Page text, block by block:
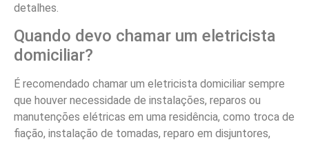
detalhes.
Quando devo chamar um eletricista
domiciliar?
É recomendado chamar um eletricista domiciliar sempre
que houver necessidade de instalações, reparos ou
manutenções elétricas em uma residência, como troca de
fiação, instalação de tomadas, reparo em disjuntores,